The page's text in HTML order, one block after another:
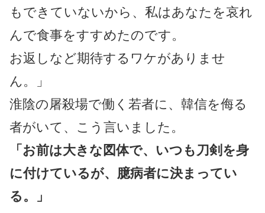
もできていないから、私はあなたを哀れ
んで食事をすすめたのです。
お返しなど期待するワケがありませ
ん。」
淮陰の屠殺場で働く若者に、韓信を侮る
者がいて、こう言いました。
「お前は大きな図体で、いつも刀剣を身
に付けているが、臆病者に決まってい
る。」